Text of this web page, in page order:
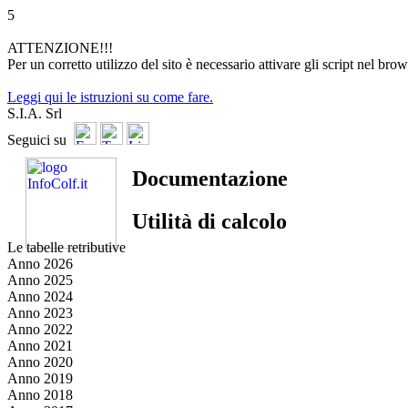
5
ATTENZIONE!!!
Per un corretto utilizzo del sito è necessario attivare gli script nel
Leggi qui le istruzioni su come fare.
S.I.A. Srl
Seguici su
Documentazione
Utilità di calcolo
Le tabelle retributive
Anno 2026
Anno 2025
Anno 2024
Anno 2023
Anno 2022
Anno 2021
Anno 2020
Anno 2019
Anno 2018